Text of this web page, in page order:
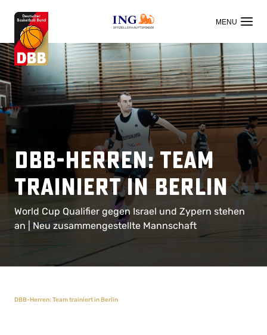
OFFIZIELLER HAUPTSPONSOR
DBB-Herren: Team
trainiert in Berlin
World Cup Qualifier gegen Israel und Zypern stehen
an | Neu zusammengestellte Mannschaft
DBB-Herren: Team trainiert in Berlin